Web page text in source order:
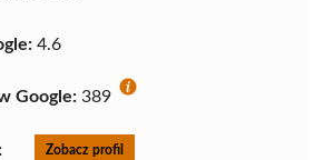
4.6
Google: 389
Zobacz profil